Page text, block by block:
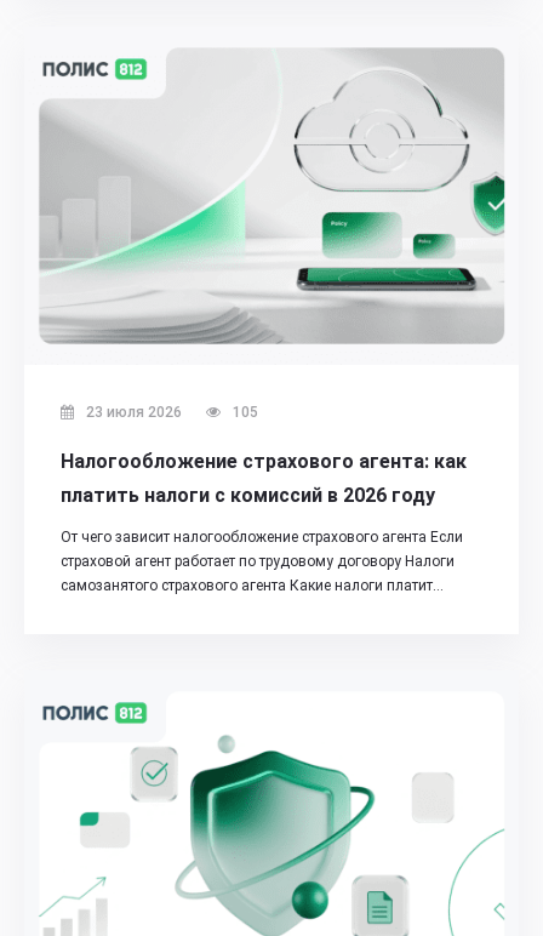
23 июля 2026 105
Налогообложение страхового агента: как
платить налоги с комиссий в 2026 году
От чего зависит налогообложение страхового агента Если
страховой агент работает по трудовому договору Налоги
самозанятого страхового агента Какие налоги платит…